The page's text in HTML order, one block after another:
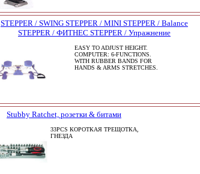
STEPPER / SWING STEPPER / MINI STEPPER / Balance
STEPPER / ФИТНЕС STEPPER / Упражнение
EASY TO ADJUST HEIGHT.
COMPUTER: 6-FUNCTIONS.
WITH RUBBER BANDS FOR
HANDS & ARMS STRETCHES.
Stubby Ratchet, розетки & битами
33PCS КОРОТКАЯ ТРЕЩОТКА,
ГНЕЗДА